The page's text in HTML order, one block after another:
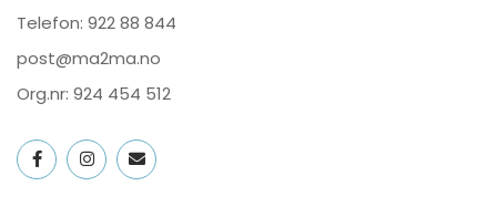
Telefon: 922 88 844
post@ma2ma.no
Org.nr: 924 454 512